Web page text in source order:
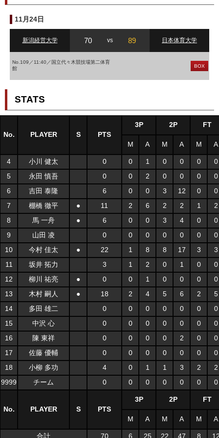
11月24日
新潟経営大学 70 vs 89 日本体育大学
No.109／11:40／国立代々木競技場第二体育
館
BOX
STATS
No. PLAYER S PTS
3P 2P FT
M A M A M A
4 小川 健太 0 0 1 0 0 0
0
5
永田 慎吾 0 0 2 0 0 0
0
6
吉田 泰隆 6 0 0 3 12 0
0
7
棚橋 徹平 ● 11 2 6 2 2 1
2
8
馬 一舟 ● 6 0 0 3 4 0
0
9
山田 凌 0 0 0 0 0 0
0
10
今村 佳太 ● 22 1 8 8 17 3
3
11
坂井 拓力 3 1 2 0 1 0
0
12
柳川 祐亮 ● 0 0 1 0 0 0
0
13
木村 嗣人 ● 18 2 4 5 6 2
5
14
多田 雄二 0 0 0 0 0 0
0
15
中沢 心 0 0 0 0 0 0
0
16
陳 東祥 0 0 0 0 2 0
0
17
佐藤 優輔 0 0 0 0 0 0
0
18
小柳 多功 4 0 1 1 3 2
2
9999
チーム 0 0 0 0 0 0 0
No. PLAYER S PTS
3P 2P FT
M A M A M A
合計 70 6 25 22 47 8